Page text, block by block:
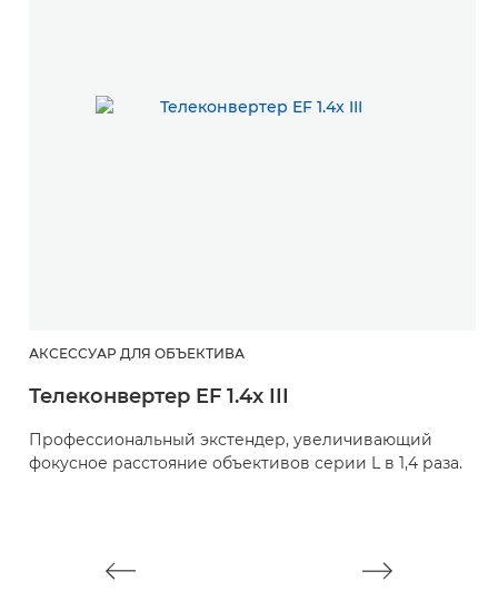
АКСЕССУАР ДЛЯ ОБЪЕКТИВА
Телеконвертер EF 1.4x III
Профессиональный экстендер, увеличивающий
фокусное расстояние объективов серии L в 1,4 раза.